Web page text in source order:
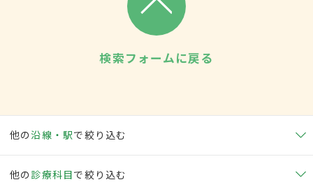
検索フォームに戻る
他の沿線・駅で絞り込む
他の 診療科目で絞り込む